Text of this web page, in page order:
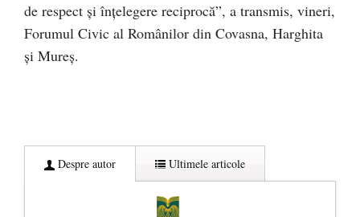
de respect și înțelegere reciprocă”, a transmis, vineri,
Forumul Civic al Românilor din Covasna, Harghita
și Mureș.
Despre autor Ultimele articole